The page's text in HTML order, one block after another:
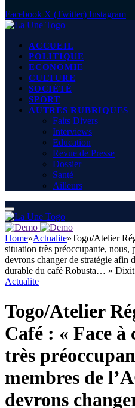
Facebook X (Twitter) Instagram
ACCUEIL
POLITIQUE
ECONOMIE
CULTURE
SOCIÉTÉ
SPORT
AUTRES RUBRIQUES
Faits Divers
Interviews
Education
Revue de Presse
Dossier
Santé
Ailleurs
Home»Actualite»Togo/Atelier
situation très préoccupante,
devrons changer de stratégie afin
durable du café Robusta… »
Actualite
Togo/Atelier
Café : « Face
très
membres de
devrons